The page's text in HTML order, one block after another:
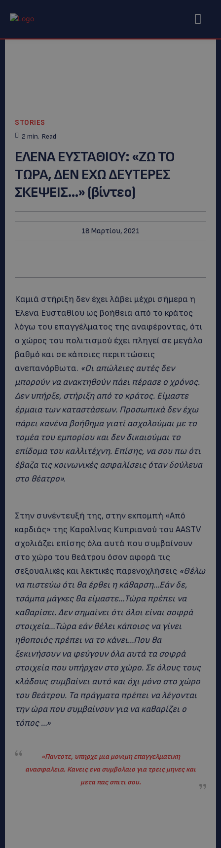
STORIES
2 min. Read
ΕΛΕΝΑ ΕΥΣΤΑΘΙΟΥ: «ΖΩ ΤΟ
ΤΩΡΑ, ΔΕΝ ΕΧΩ ΔΕΥΤΕΡΕΣ
ΣΚΕΨΕΙΣ…» (βίντεο)
18 Μαρτίου, 2021
Καμιά στήριξη δεν έχει λάβει μέχρι σήμερα η
Έλενα Ευσταθίου ως βοήθεια από το κράτος
λόγω του επαγγέλματος της αναφέροντας, ότι
ο χώρος του πολιτισμού έχει πληγεί σε μεγάλο
βαθμό και σε κάποιες περιπτώσεις
ανεπανόρθωτα. «Οι απώλειες αυτές δεν
μπορούν να ανακτηθούν πάει πέρασε ο χρόνος.
Δεν υπήρξε, στήριξη από το κράτος. Είμαστε
έρμαια των καταστάσεων. Προσωπικά δεν έχω
πάρει κανένα βοήθημα γιατί ασχολούμαι με το
τομέα του εμπορίου και δεν δικαιούμαι το
επίδομα του καλλιτέχνη. Επίσης, να σου πω ότι
έβαζα τις κοινωνικές ασφαλίσεις όταν δούλευα
στο θέατρο».
Στην συνέντευξή της, στην εκπομπή «Από
καρδιάς» της Καρολίνας Κυπριανού του AASTV
σχολιάζει επίσης όλα αυτά που συμβαίνουν
στο χώρο του θεάτρου όσον αφορά τις
σεξουαλικές και λεκτικές παρενοχλήσεις «Θέλω
να πιστεύω ότι θα έρθει η κάθαρση…Εάν δε,
τσάμπα μάγκες θα είμαστε…Τώρα πρέπει να
καθαρίσει. Δεν σημαίνει ότι όλοι είναι σοφρά
στοιχεία…Τώρα εάν θέλει κάποιος να γίνει
ηθοποιός πρέπει να το κάνει…Που θα
ξεκινήσουν να φεύγουν όλα αυτά τα σοφρά
στοιχεία που υπήρχαν στο χώρο. Σε όλους τους
κλάδους συμβαίνει αυτό και όχι μόνο στο χώρο
του θεάτρου. Τα πράγματα πρέπει να λέγονται
την ώρα που συμβαίνουν για να καθαρίζει ο
τόπος …»
«Παντοτε, υπηρχε μια μονιμη επαγγελματικη
ανασφαλεια. Κανεις ενα συμβολαιο για τρεις μηνες και
μετα πας σπιτι σου.